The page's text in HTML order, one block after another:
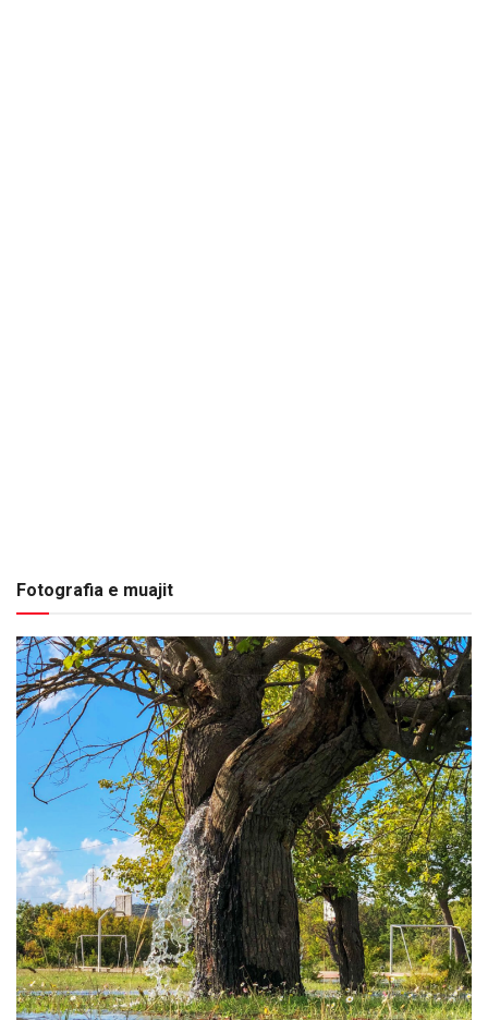
Fotografia e muajit